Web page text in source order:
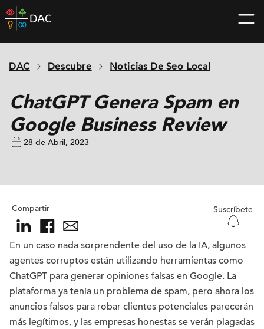
Skip
to
home
DAC Descubre Noticias De Seo Local
ChatGPT Genera Spam en
Google Business Review
28 de Abril, 2023
Compartir Suscríbete
En un caso nada sorprendente del uso de la IA, algunos
agentes corruptos están utilizando herramientas como
ChatGPT para generar opiniones falsas en Google. La
plataforma ya tenía un problema de spam, pero ahora los
anuncios falsos para robar clientes potenciales parecerán
más legítimos, y las empresas honestas se verán plagadas